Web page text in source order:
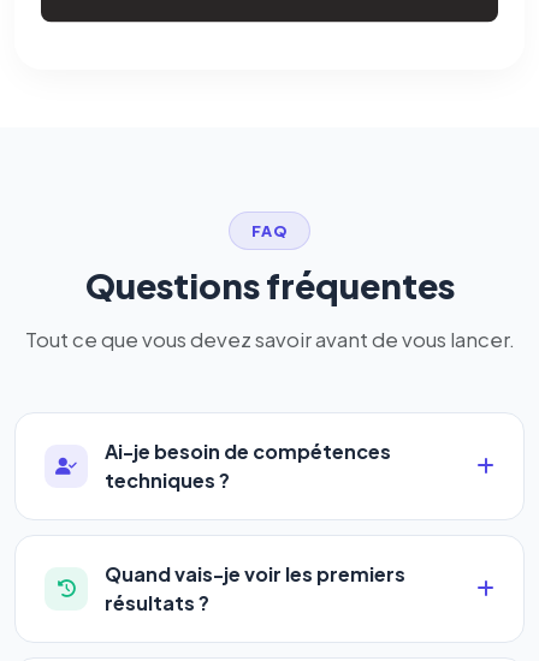
FAQ
Questions fréquentes
Tout ce que vous devez savoir avant de vous lancer.
Ai-je besoin de compétences
techniques ?
Absolument pas. Notre logiciel a été conçu pour
être accessible àtous les profils: artisans,
commerçants, auto-entrepreneurs, PME ou
Quand vais-je voir les premiers
résultats ?